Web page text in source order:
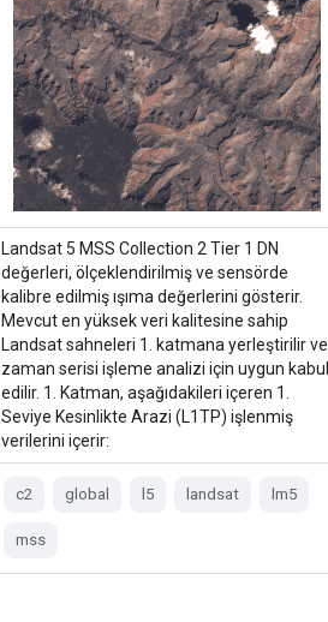
Landsat 5 MSS Collection 2 Tier 1 DN
değerleri, ölçeklendirilmiş ve sensörde
kalibre edilmiş ışıma değerlerini gösterir.
Mevcut en yüksek veri kalitesine sahip
Landsat sahneleri 1. katmana yerleştirilir ve
zaman serisi işleme analizi için uygun kabul
edilir. 1. Katman, aşağıdakileri içeren 1.
Seviye Kesinlikte Arazi (L1TP) işlenmiş
verilerini içerir:
c2 global l5 landsat lm5
mss